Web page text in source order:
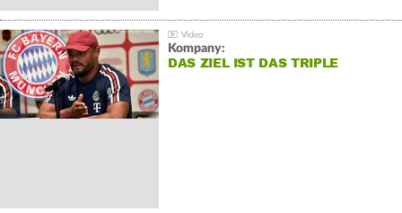
Kompany:
DAS ZIEL IST DAS TRIPLE